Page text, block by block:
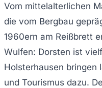
Vom mittelalterlichen
die vom Bergbau
1960ern am Reißbrett
Wulfen: Dorsten ist
Holsterhausen bringen
und Tourismus dazu.